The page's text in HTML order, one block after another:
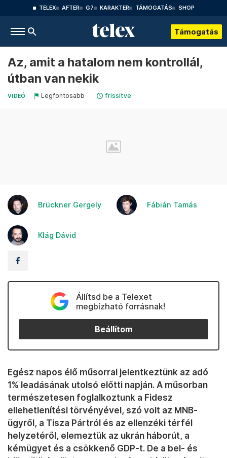
TELEX AFTER G7 KARAKTER TÁMOGATÁS SHOP
Támogatás
Az, amit a hatalom nem kontrollál,
útban van nekik
VIDEÓ Legfontosabb frissítve
Brückner Gergely Fábián Tamás
Klág Dávid
Állítsd be a Telexet
megbízható forrásnak!
Beállítom
Egész napos élő műsorral jelentkeztünk az adó
1% leadásának utolsó előtti napján. A műsorban
természetesen foglalkoztunk a Fidesz
ellehetlenítési törvényével, szó volt az MNB-
ügyről, a Tisza Pártról és az ellenzéki térfél
helyzetéről, elemeztük az ukrán háborút, a
kémügyet és a csökkenő GDP-t. De a bel- és